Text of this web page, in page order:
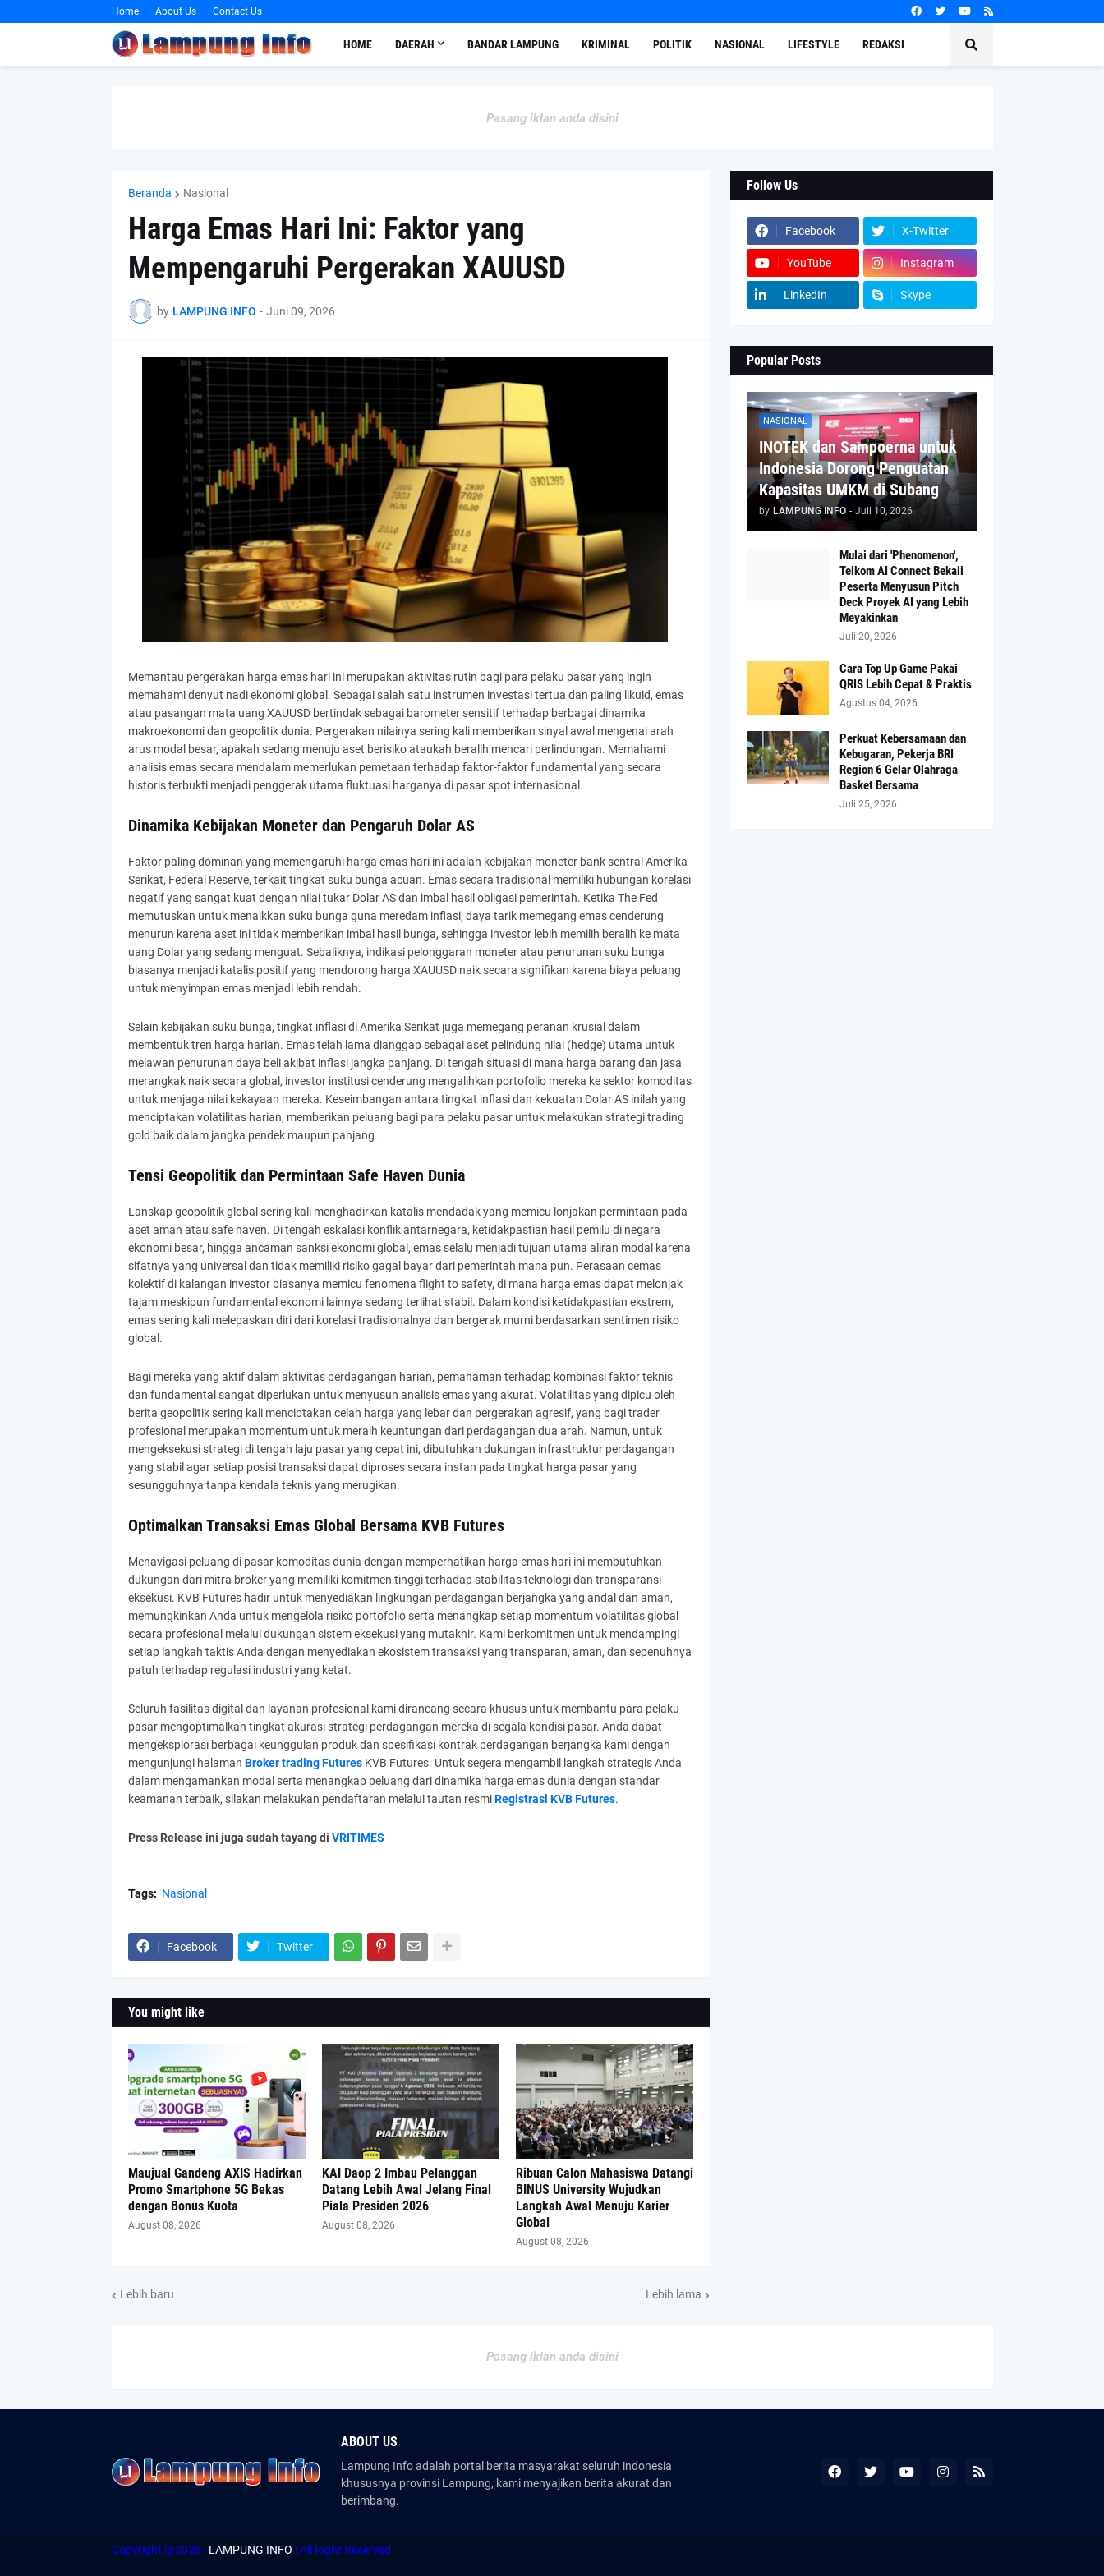
Home About Us Contact Us
HOME DAERAH BANDAR LAMPUNG KRIMINAL POLITIK NASIONAL LIFESTYLE REDAKSI
Pasang iklan anda disini
Beranda Nasional
Harga Emas Hari Ini: Faktor yang
Mempengaruhi Pergerakan XAUUSD
by LAMPUNG INFO - Juni 09, 2026
Memantau pergerakan harga emas hari ini merupakan aktivitas rutin bagi para pelaku pasar yang ingin
memahami denyut nadi ekonomi global. Sebagai salah satu instrumen investasi tertua dan paling likuid, emas
atau pasangan mata uang XAUUSD bertindak sebagai barometer sensitif terhadap berbagai dinamika
makroekonomi dan geopolitik dunia. Pergerakan nilainya sering kali memberikan sinyal awal mengenai arah
arus modal besar, apakah sedang menuju aset berisiko ataukah beralih mencari perlindungan. Memahami
analisis emas secara mendalam memerlukan pemetaan terhadap faktor-faktor fundamental yang secara
historis terbukti menjadi penggerak utama fluktuasi harganya di pasar spot internasional.
Dinamika Kebijakan Moneter dan Pengaruh Dolar AS
Faktor paling dominan yang memengaruhi harga emas hari ini adalah kebijakan moneter bank sentral Amerika
Serikat, Federal Reserve, terkait tingkat suku bunga acuan. Emas secara tradisional memiliki hubungan korelasi
negatif yang sangat kuat dengan nilai tukar Dolar AS dan imbal hasil obligasi pemerintah. Ketika The Fed
memutuskan untuk menaikkan suku bunga guna meredam inflasi, daya tarik memegang emas cenderung
menurun karena aset ini tidak memberikan imbal hasil bunga, sehingga investor lebih memilih beralih ke mata
uang Dolar yang sedang menguat. Sebaliknya, indikasi pelonggaran moneter atau penurunan suku bunga
biasanya menjadi katalis positif yang mendorong harga XAUUSD naik secara signifikan karena biaya peluang
untuk menyimpan emas menjadi lebih rendah.
Selain kebijakan suku bunga, tingkat inflasi di Amerika Serikat juga memegang peranan krusial dalam
membentuk tren harga harian. Emas telah lama dianggap sebagai aset pelindung nilai (hedge) utama untuk
melawan penurunan daya beli akibat inflasi jangka panjang. Di tengah situasi di mana harga barang dan jasa
merangkak naik secara global, investor institusi cenderung mengalihkan portofolio mereka ke sektor komoditas
untuk menjaga nilai kekayaan mereka. Keseimbangan antara tingkat inflasi dan kekuatan Dolar AS inilah yang
menciptakan volatilitas harian, memberikan peluang bagi para pelaku pasar untuk melakukan strategi trading
gold baik dalam jangka pendek maupun panjang.
Tensi Geopolitik dan Permintaan Safe Haven Dunia
Lanskap geopolitik global sering kali menghadirkan katalis mendadak yang memicu lonjakan permintaan pada
aset aman atau safe haven. Di tengah eskalasi konflik antarnegara, ketidakpastian hasil pemilu di negara
ekonomi besar, hingga ancaman sanksi ekonomi global, emas selalu menjadi tujuan utama aliran modal karena
sifatnya yang universal dan tidak memiliki risiko gagal bayar dari pemerintah mana pun. Perasaan cemas
kolektif di kalangan investor biasanya memicu fenomena flight to safety, di mana harga emas dapat melonjak
tajam meskipun fundamental ekonomi lainnya sedang terlihat stabil. Dalam kondisi ketidakpastian ekstrem,
emas sering kali melepaskan diri dari korelasi tradisionalnya dan bergerak murni berdasarkan sentimen risiko
global.
Bagi mereka yang aktif dalam aktivitas perdagangan harian, pemahaman terhadap kombinasi faktor teknis
dan fundamental sangat diperlukan untuk menyusun analisis emas yang akurat. Volatilitas yang dipicu oleh
berita geopolitik sering kali menciptakan celah harga yang lebar dan pergerakan agresif, yang bagi trader
profesional merupakan momentum untuk meraih keuntungan dari perdagangan dua arah. Namun, untuk
mengeksekusi strategi di tengah laju pasar yang cepat ini, dibutuhkan dukungan infrastruktur perdagangan
yang stabil agar setiap posisi transaksi dapat diproses secara instan pada tingkat harga pasar yang
sesungguhnya tanpa kendala teknis yang merugikan.
Optimalkan Transaksi Emas Global Bersama KVB Futures
Menavigasi peluang di pasar komoditas dunia dengan memperhatikan harga emas hari ini membutuhkan
dukungan dari mitra broker yang memiliki komitmen tinggi terhadap stabilitas teknologi dan transparansi
eksekusi. KVB Futures hadir untuk menyediakan lingkungan perdagangan berjangka yang andal dan aman,
memungkinkan Anda untuk mengelola risiko portofolio serta menangkap setiap momentum volatilitas global
secara profesional melalui dukungan sistem eksekusi yang mutakhir. Kami berkomitmen untuk mendampingi
setiap langkah taktis Anda dengan menyediakan ekosistem transaksi yang transparan, aman, dan sepenuhnya
patuh terhadap regulasi industri yang ketat.
Seluruh fasilitas digital dan layanan profesional kami dirancang secara khusus untuk membantu para pelaku
pasar mengoptimalkan tingkat akurasi strategi perdagangan mereka di segala kondisi pasar. Anda dapat
mengeksplorasi berbagai keunggulan produk dan spesifikasi kontrak perdagangan berjangka kami dengan
mengunjungi halaman Broker trading FuturesKVB Futures. Untuk segera mengambil langkah strategis Anda
dalam mengamankan modal serta menangkap peluang dari dinamika harga emas dunia dengan standar
keamanan terbaik, silakan melakukan pendaftaran melalui tautan resmiRegistrasi KVB Futures.
Press Release ini juga sudah tayang di VRITIMES
Tags: Nasional
Facebook Twitter
You might like
Maujual Gandeng AXIS Hadirkan
Promo Smartphone 5G Bekas
dengan Bonus Kuota
August 08, 2026
KAI Daop 2 Imbau Pelanggan
Datang Lebih Awal Jelang Final
Piala Presiden 2026
August 08, 2026
Ribuan Calon Mahasiswa Datangi
BINUS University Wujudkan
Langkah Awal Menuju Karier
Global
August 08, 2026
Lebih baru Lebih lama
Follow Us
Facebook X-Twitter
YouTube Instagram
LinkedIn Skype
Popular Posts
NASIONAL
INOTEK dan Sampoerna untuk
Indonesia Dorong Penguatan
Kapasitas UMKM di Subang
by LAMPUNG INFO - Juli 10, 2026
Mulai dari 'Phenomenon',
Telkom AI Connect Bekali
Peserta Menyusun Pitch
Deck Proyek AI yang Lebih
Meyakinkan
Juli 20, 2026
Cara Top Up Game Pakai
QRIS Lebih Cepat & Praktis
Agustus 04, 2026
Perkuat Kebersamaan dan
Kebugaran, Pekerja BRI
Region 6 Gelar Olahraga
Basket Bersama
Juli 25, 2026
Pasang iklan anda disini
ABOUT US
Lampung Info adalah portal berita masyarakat seluruh indonesia
khususnya provinsi Lampung, kami menyajikan berita akurat dan
berimbang.
Copyright @2026 | LAMPUNG INFO | All Right Reserved